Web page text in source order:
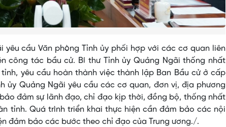
yêu cầu Văn phòng Tỉnh ủy phối hợp với các cơ quan liên
công tác bầu cử. Bí thư Tỉnh ủy Quảng Ngãi thống nhất
yêu cầu hoàn thành việc thành lập Ban Bầu cử ở cấp
ủy Quảng Ngãi yêu cầu các cơ quan, đơn vị, địa phương
đảm sự lãnh đạo, chỉ đạo kịp thời, đồng bộ, thống nhất
tỉnh. Quá trình triển khai thực hiện cần đảm bảo các nội
đảm bảo các bước theo chỉ đạo của Trung ương./.